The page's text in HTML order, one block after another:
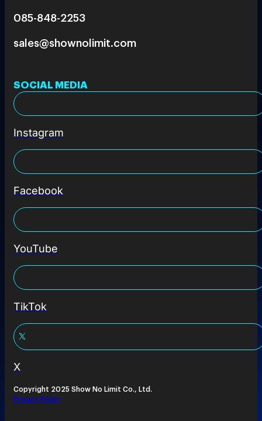
085-848-2253
sales@shownolimit.com
SOCIAL MEDIA
Instagram
Facebook
YouTube
TikTok
X
Copyright 2025 Show No Limit Co., Ltd.
Privacy Policy